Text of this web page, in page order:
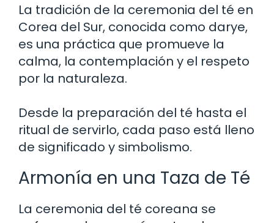
La tradición de la ceremonia del té en
Corea del Sur, conocida como darye,
es una práctica que promueve la
calma, la contemplación y el respeto
por la naturaleza.
Desde la preparación del té hasta el
ritual de servirlo, cada paso está lleno
de significado y simbolismo.
Armonía en una Taza de Té
La ceremonia del té coreana se